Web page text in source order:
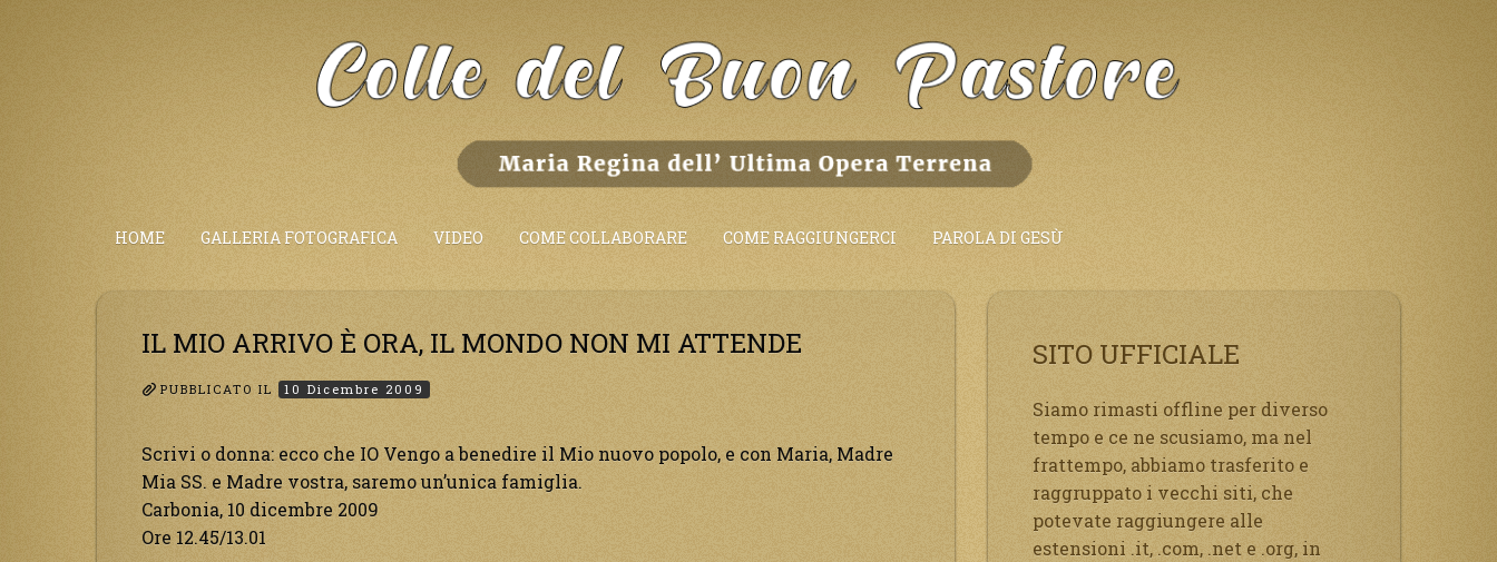
HOME GALLERIA FOTOGRAFICA VIDEO COME COLLABORARE COME RAGGIUNGERCI PAROLA DI GESÙ
IL MIO ARRIVO È ORA, IL MONDO NON MI ATTENDE
PUBBLICATO IL 10 Dicembre 2009
Scrivi o donna: ecco che IO Vengo a benedire il Mio nuovo popolo, e con Maria, Madre
Mia SS. e Madre vostra, saremo un’unica famiglia.
Carbonia, 10 dicembre 2009
Ore 12.45/13.01
SITO UFFICIALE
Siamo rimasti offline per diverso
tempo e ce ne scusiamo, ma nel
frattempo, abbiamo trasferito e
raggruppato i vecchi siti, che
potevate raggiungere alle
estensioni .it, .com, .net e .org, in